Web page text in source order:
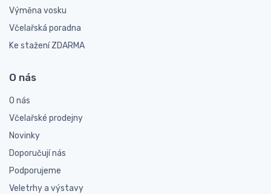
Výměna vosku
Včelařská poradna
Ke stažení ZDARMA
O nás
O nás
Včelařské prodejny
Novinky
Doporučují nás
Podporujeme
Veletrhy a výstavy